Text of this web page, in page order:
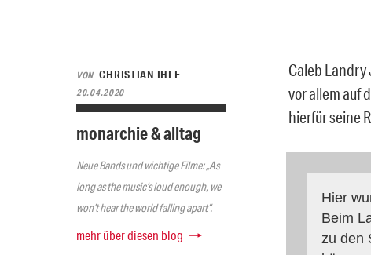
VON CHRISTIAN IHLE
20.04.2020
monarchie & alltag
Neue Bands und wichtige Filme: „As
long as the music’s loud enough, we
won’t hear the world falling apart“.
mehr über diesen blog
Caleb
vor allem auf
hierfür seine
Hier
Beim
zu den